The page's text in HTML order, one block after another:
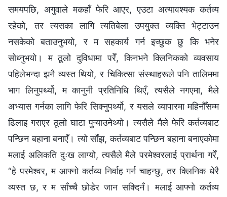
समयपछि, अगुवाले मकहाँ फेरि आएर, एउटा अत्यावश्यक कर्तव्य
रहेको, तर त्यसका लागि त्यतिबेला उपयुक्त व्यक्ति भेट्टाउन
नसकेको बताउनुभयो, र म सहकार्य गर्न इच्छुक छु कि भनेर
सोध्नुभयो। म ठूलो दुविधामा परेँ, किनभने क्लिनिकको व्यवसाय
पहिलेभन्दा झनै व्यस्त थियो, र चिकित्सा संस्थाहरूले पनि तालिममा
भाग लिनुपर्थ्यो, म कानुनी प्रतिनिधि थिएँ, त्यसैले नगएमा, मैले
अभ्यास गर्नका लागि फेरि सिक्नुपर्थ्यो, र यसले व्यापारमा महिनौँसम्म
ढिलाइ गराएर ठूलो घाटा पुऱ्याउनेथ्यो। त्यसैले मैले फेरि कर्तव्यबाट
पन्छिन बहाना बनाएँ। त्यो साँझ, कर्तव्यबाट पन्छिन बहाना बनाएकोमा
मलाई अलिकति दुःख लाग्यो, त्यसैले मैले परमेश्‍वरलाई प्रार्थना गरेँ,
“हे परमेश्‍वर, म आफ्नो कर्तव्य निर्वाह गर्न चाहन्छु, तर क्लिनिक धेरै
व्यस्त छ, र म साँच्चै छोडेर जान सक्दिनँ। मलाई आफ्नो कर्तव्य